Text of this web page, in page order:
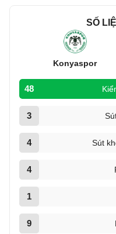
SỐ
Konyaspor
48
3
4 Sút
4
1
9